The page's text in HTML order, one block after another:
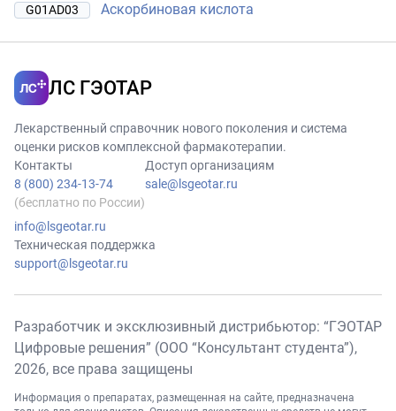
G01AD03 Аскорбиновая кислота
ЛС ГЭОТАР
Лекарственный справочник нового поколения и система
оценки рисков комплексной фармакотерапии.
Контакты
8 (800) 234-13-74
(бесплатно по России)
info@lsgeotar.ru
Доступ организациям
sale@lsgeotar.ru
Техническая поддержка
support@lsgeotar.ru
Разработчик и эксклюзивный дистрибьютор: “ГЭОТАР
Цифровые решения” (ООО “Консультант студента”),
2026, все права защищены
Информация о препаратах, размещенная на сайте, предназначена